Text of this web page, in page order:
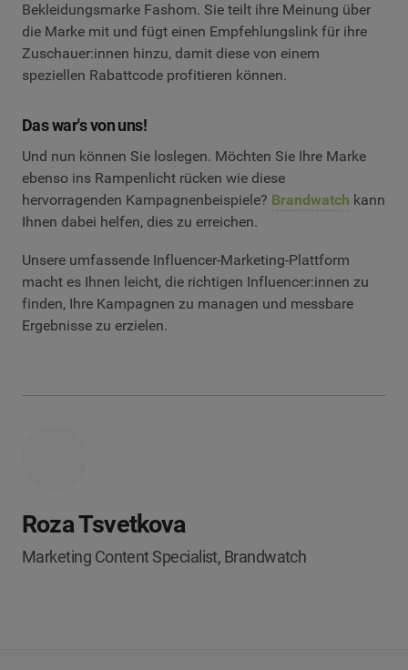
Bekleidungsmarke Fashom. Sie teilt ihre Meinung über
die Marke mit und fügt einen Empfehlungslink für ihre
Zuschauer:innen hinzu, damit diese von einem
speziellen Rabattcode profitieren können.
Das war's von uns!
Und nun können Sie loslegen. Möchten Sie Ihre Marke
ebenso ins Rampenlicht rücken wie diese
hervorragenden Kampagnenbeispiele? Brandwatch kann
Ihnen dabei helfen, dies zu erreichen.
Unsere umfassende Influencer-Marketing-Plattform
macht es Ihnen leicht, die richtigen Influencer:innen zu
finden, Ihre Kampagnen zu managen und messbare
Ergebnisse zu erzielen.
Roza Tsvetkova
Marketing Content Specialist, Brandwatch